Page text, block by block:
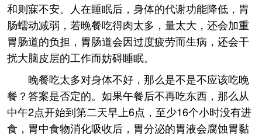
和则寐不安。人在睡眠后，身体的代谢功能降低，胃
肠蠕动减弱，若晚餐吃得肉太多，量太大，还会加重
胃肠道的负担，胃肠道会因过度疲劳而生病，还会干
扰大脑皮层的工作而妨碍睡眠。
晚餐吃太多对身体不好，那么是不是不应该吃晚
餐？答案是否定的。如果午餐后不再吃东西，那么从
中午2点开始到第二天早上6点，至少16个小时没有进
食，胃中食物消化吸收后，胃分泌的胃液会腐蚀胃黏